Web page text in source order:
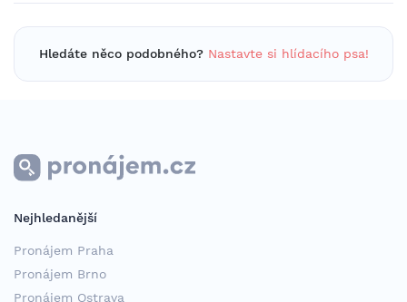
Hledáte něco podobného? Nastavte si hlídacího psa!
Nejhledanější
Pronájem Praha
Pronájem Brno
Pronájem Ostrava